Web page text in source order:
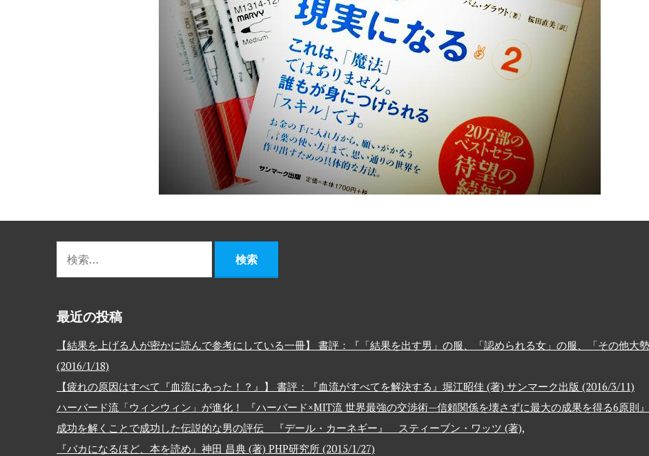
最近の投稿
【結果を上げる人が密かに読んで参考にしている一冊】 書評：『「結果を出す男」の服、「認められる女」の服、「その他
(2016/1/18)
【疲れの原因はすべて『血流にあった！？』】 書評：『血流がすべてを解決する』堀江昭佳 (著) サンマーク出版 (2016/3/11)
ハーバード流「ウィンウィン」が進化！ 『ハーバード×MIT流 世界最強の交渉術—信頼関係を壊さずに最大の成果を得る6原則』
成功を解くことで成功した伝説的な男の評伝 『デール・カーネギー』 スティーブン・ワッツ (著),
『バカになるほど、本を読め』神田 昌典 (著) PHP研究所 (2015/1/27)